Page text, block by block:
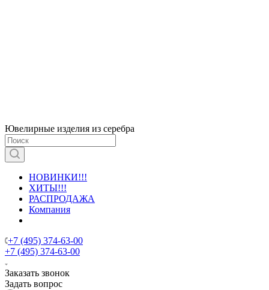
Ювелирные изделия из серебра
НОВИНКИ!!!
ХИТЫ!!!
РАСПРОДАЖА
Компания
+7 (495) 374-63-00
+7 (495) 374-63-00
Заказать звонок
Задать вопрос